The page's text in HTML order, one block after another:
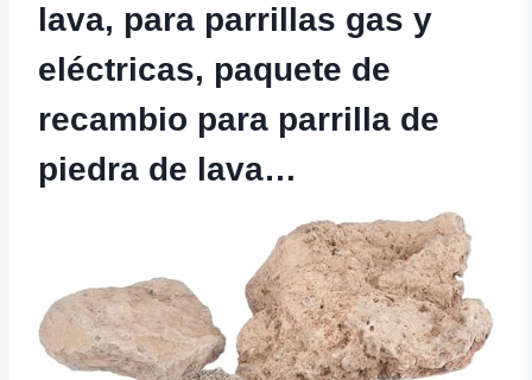
lava, para parrillas gas y
eléctricas, paquete de
recambio para parrilla de
piedra de lava…